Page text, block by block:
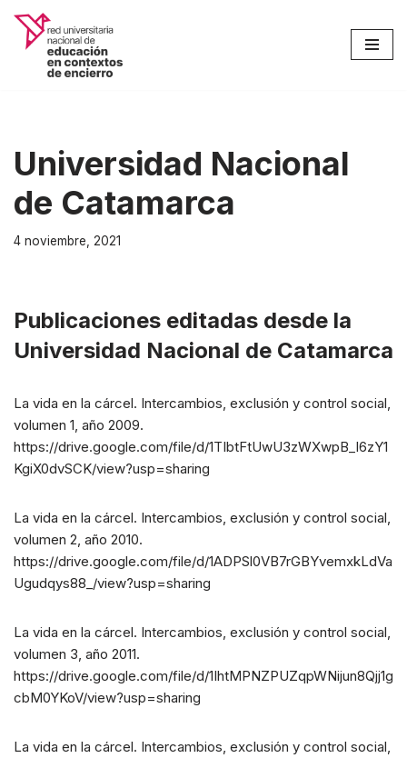
Saltar
Universidad Nacional
de Catamarca
4 noviembre, 2021
Publicaciones editadas desde la
Universidad Nacional de Catamarca
La vida en la cárcel. Intercambios, exclusión y control social,
volumen 1, año 2009.
https://drive.google.com/file/d/1TIbtFtUwU3zWXwpB_l6zY1
KgiX0dvSCK/view?usp=sharing
La vida en la cárcel. Intercambios, exclusión y control social,
volumen 2, año 2010.
https://drive.google.com/file/d/1ADPSl0VB7rGBYvemxkLdVa
Ugudqys88_/view?usp=sharing
La vida en la cárcel. Intercambios, exclusión y control social,
volumen 3, año 2011.
https://drive.google.com/file/d/1IhtMPNZPUZqpWNijun8Qjj1g
cbM0YKoV/view?usp=sharing
La vida en la cárcel. Intercambios, exclusión y control social,